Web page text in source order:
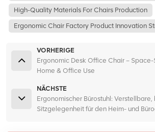
High-Quality Materials For Chairs Production
Ergonomic Chair Factory Product Innovation
VORHERIGE
Ergonomic Desk Office Chair –
Home & Office Use
NÄCHSTE
Ergonomischer Bürostuhl:
Sitzgelegenheit für den Heim- und